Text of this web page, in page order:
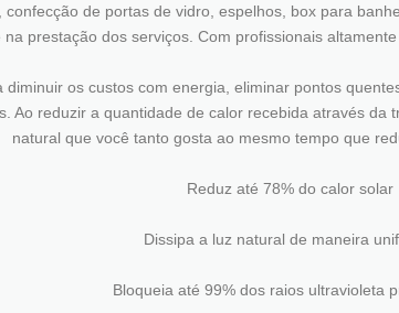
de portas de vidro, espelhos, box para
prestação dos serviços. Com profissionais
os custos com energia, eliminar pontos
Ao reduzir a quantidade de calor recebida através
natural que você tanto gosta ao mesmo tempo que
Reduz até 78% do calor solar
Dissipa a luz natural de maneira
Bloqueia até 99% dos raios ultravioleta